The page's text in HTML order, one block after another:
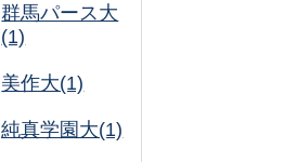
群馬パース大
(1)
美作大(1)
純真学園大(1)